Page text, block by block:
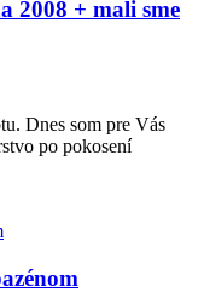
2008 + mali sme
Dnes som pre Vás
po pokosení